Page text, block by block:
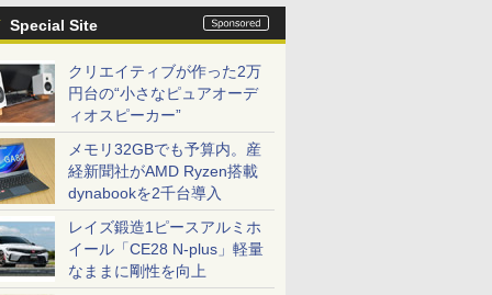
Special Site
クリエイティブが作った2万
円台の“小さなピュアオーデ
ィオスピーカー”
メモリ32GBでも予算内。産
経新聞社がAMD Ryzen搭載
dynabookを2千台導入
レイズ鍛造1ピースアルミホ
イール「CE28 N-plus」軽量
なままに剛性を向上